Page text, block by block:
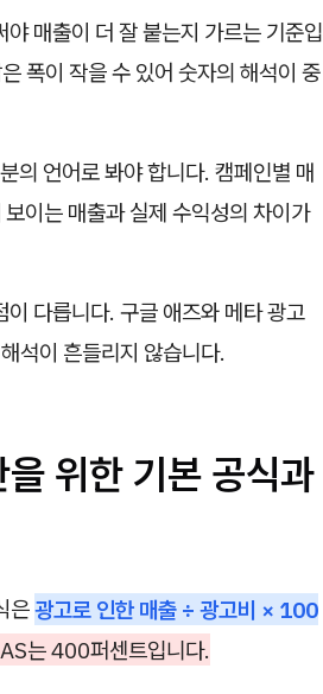
매출이 더 잘 붙는지 가르는 기준입
폭이 작을 수 있어 숫자의 해석이 중
의 언어로 봐야 합니다. 캠페인별 매
이는 매출과 실제 수익성의 차이가
다릅니다. 구글 애즈와 메타 광고
석이 흔들리지 않습니다.
위한 기본 공식과
은광고로 인한 매출 ÷ 광고비 × 100
는 400퍼센트입니다.